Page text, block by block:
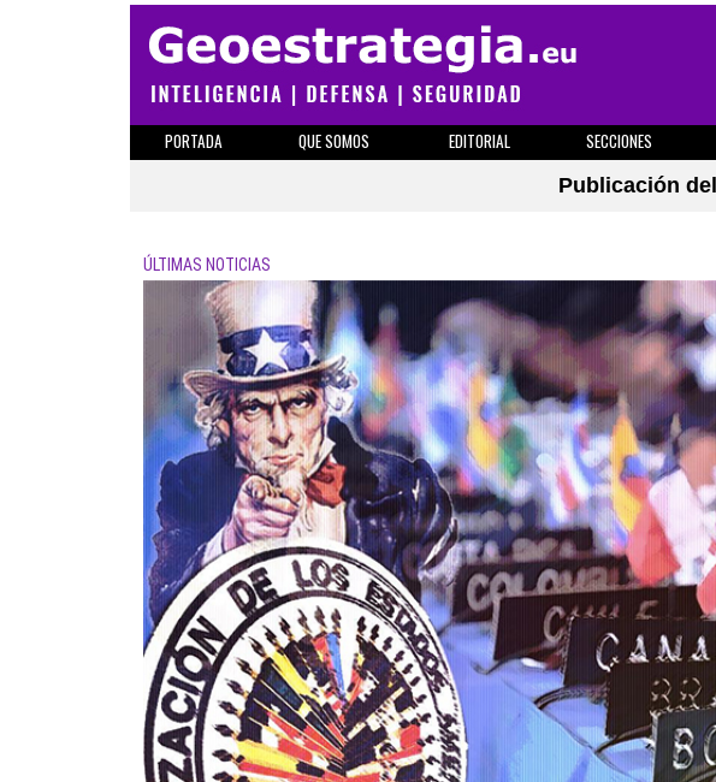
PORTADA QUE SOMOS EDITORIAL SECCIONES
Publicación
ÚLTIMAS NOTICIAS